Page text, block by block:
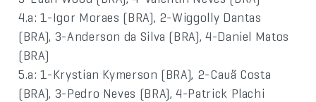
4.a: 1-Igor Moraes (BRA), 2-Wiggolly Dantas
(BRA), 3-Anderson da Silva (BRA), 4-Daniel Matos
(BRA)
5.a: 1-Krystian Kymerson (BRA), 2-Cauã Costa
(BRA), 3-Pedro Neves (BRA), 4-Patrick Plachi